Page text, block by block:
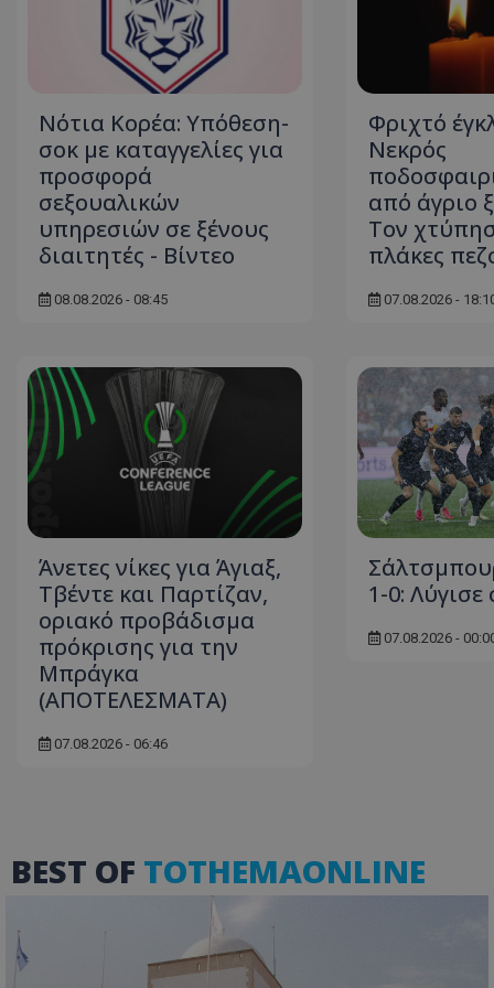
Νότια Κορέα: Υπόθεση-
σοκ με καταγγελίες για
προσφορά
σεξουαλικών
υπηρεσιών σε ξένους
διαιτητές - Bίντεο
08.08.2026 - 08:45
Φριχτό
Νεκρός
από άγριο
Τον
πλάκες
07.08.2026 -
Άνετες νίκες για Άγιαξ,
Τβέντε και Παρτίζαν,
οριακό προβάδισμα
πρόκρισης για την
Μπράγκα
(ΑΠΟΤΕΛΕΣΜΑΤΑ)
07.08.2026 - 06:46
1-0: Λύγισε
07.08.2026 -
BEST OF TOTHEMAONLINE
ASP.NET_SessionId
__cf_bm
__cf_bm